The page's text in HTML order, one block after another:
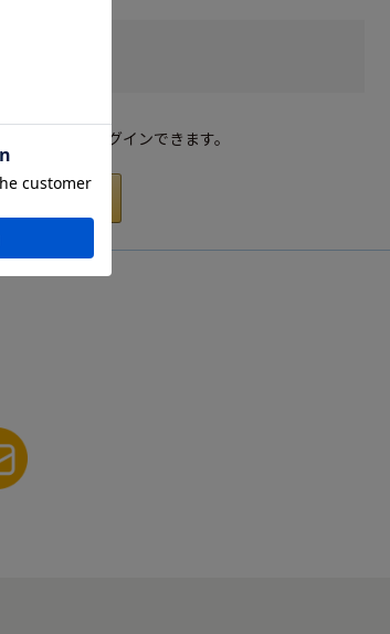
ワードでログインできます。